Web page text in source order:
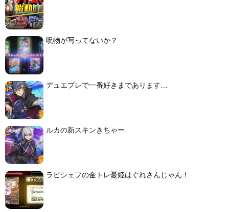
呪物が写ってないか？
デュエプレで一番好きまであります…
ルカの新スキンきちゃー
ラビシェフの金トレ憂姫はぐれさんじゃん！